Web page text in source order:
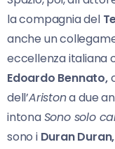
la compagnia del
anche un
eccellenza italiana
Edoardo Bennato,
dell’Aristona due
intonaSono solo
sono i Duran Duran,